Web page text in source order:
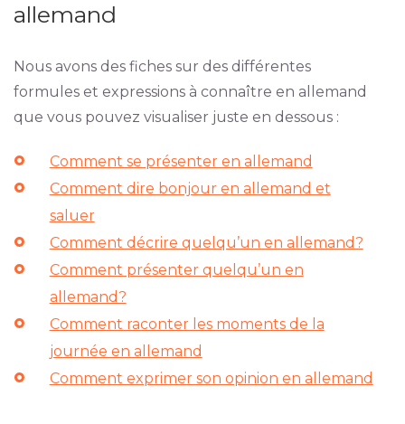
allemand
Nous avons des fiches sur des différentes
formules et expressions à connaître en allemand
que vous pouvez visualiser juste en dessous :
Comment se présenter en allemand
Comment dire bonjour en allemand et
saluer
Comment décrire quelqu’un en allemand?
Comment présenter quelqu’un en
allemand?
Comment raconter les moments de la
journée en allemand
Comment exprimer son opinion en allemand